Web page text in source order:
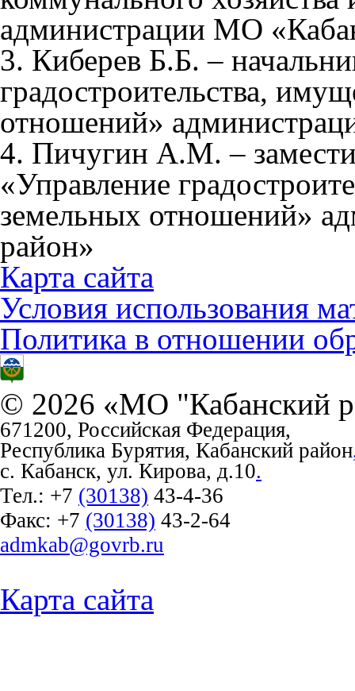
администрации МО
3. Киберев Б.Б. –
градостроительства,
отношений»
4. Пичугин А.М. –
«Управление
земельных отношений»
район»
Карта сайта
Условия использования
Политика в отношении
© 2026 «МО "Кабанский
671200, Российская Федерация,
Республика Бурятия, Кабанский район
с. Кабанск, ул. Кирова, д.10.
Тел.: +7 (30138) 43-4-36
Факс: +7 (30138) 43-2-64
admkab@govrb.ru
Карта сайта